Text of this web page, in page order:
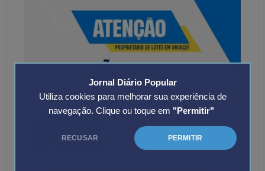
Jornal Diário Popular
Utiliza cookies para melhorar sua experiência de
navegação. Clique ou toque em "Permitir"
RECUSAR PERMITIR